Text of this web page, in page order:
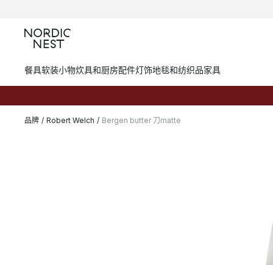
餐具软装小物炊具和厨房配件灯饰地毯和纺织品家具
品牌 / Robert Welch / Bergen butter 刀matte